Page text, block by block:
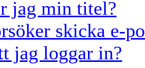
jag min titel?
skicka e-
jag loggar in?